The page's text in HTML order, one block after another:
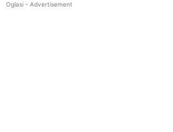
Oglasi - Advertisement